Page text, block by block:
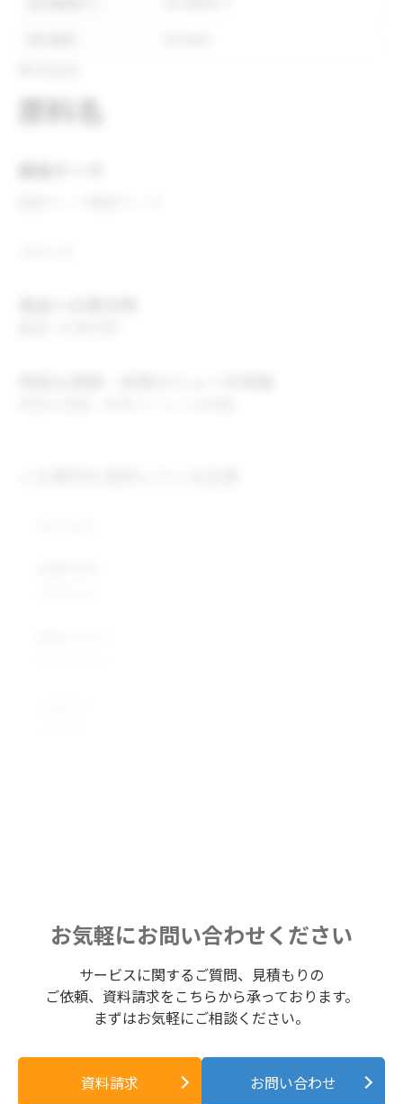
お気軽にお問い合わせください
サービスに関するご質問、見積もりの
ご依頼、資料請求をこちらから承っております。
まずはお気軽にご相談ください。
資料請求 お問い合わせ